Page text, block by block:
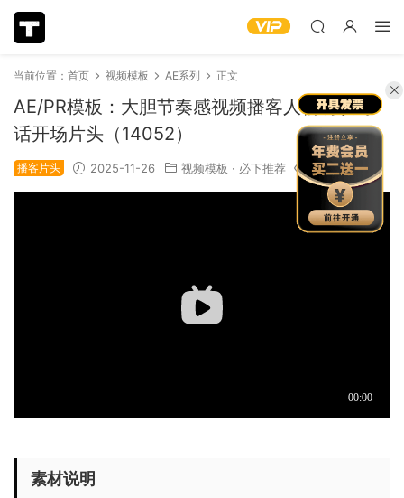
当前位置： 首页 视频模板 AE系列 正文
AE/PR模板：大胆节奏感视频播客人物访谈对
话开场片头（14052）
播客片头 2025-11-26 视频模板 · 必下推荐 1.17k
素材说明